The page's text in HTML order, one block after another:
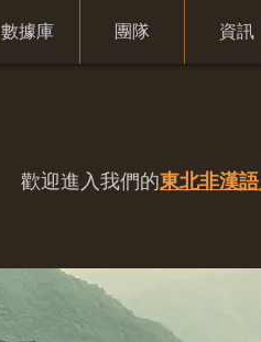
數據庫 團隊 資訊
歡迎進入我們的東北非漢